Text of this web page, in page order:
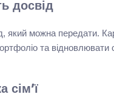
досвід
який можна передати.
та
сім’ї